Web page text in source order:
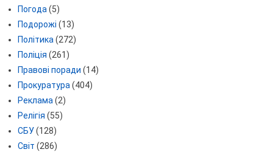
Погода(5)
Подорожі (13)
Політика(272)
Поліція (261)
Правові поради (14)
Прокуратура(404)
Реклама(2)
Релігія (55)
СБУ(128)
Світ (286)